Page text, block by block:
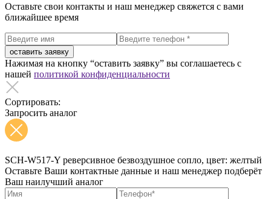
Оставьте свои контакты и наш менеджер свяжется с вами
ближайшее время
оставить заявку
Нажимая на кнопку “оставить заявку” вы соглашаетесь с
нашей политикой конфиденциальности
Сортировать:
Запросить аналог
SCH-W517-Y реверсивное безвоздушное сопло, цвет: желтый
Оставьте Ваши контактные данные и наш менеджер подберёт
Ваш наилучший аналог